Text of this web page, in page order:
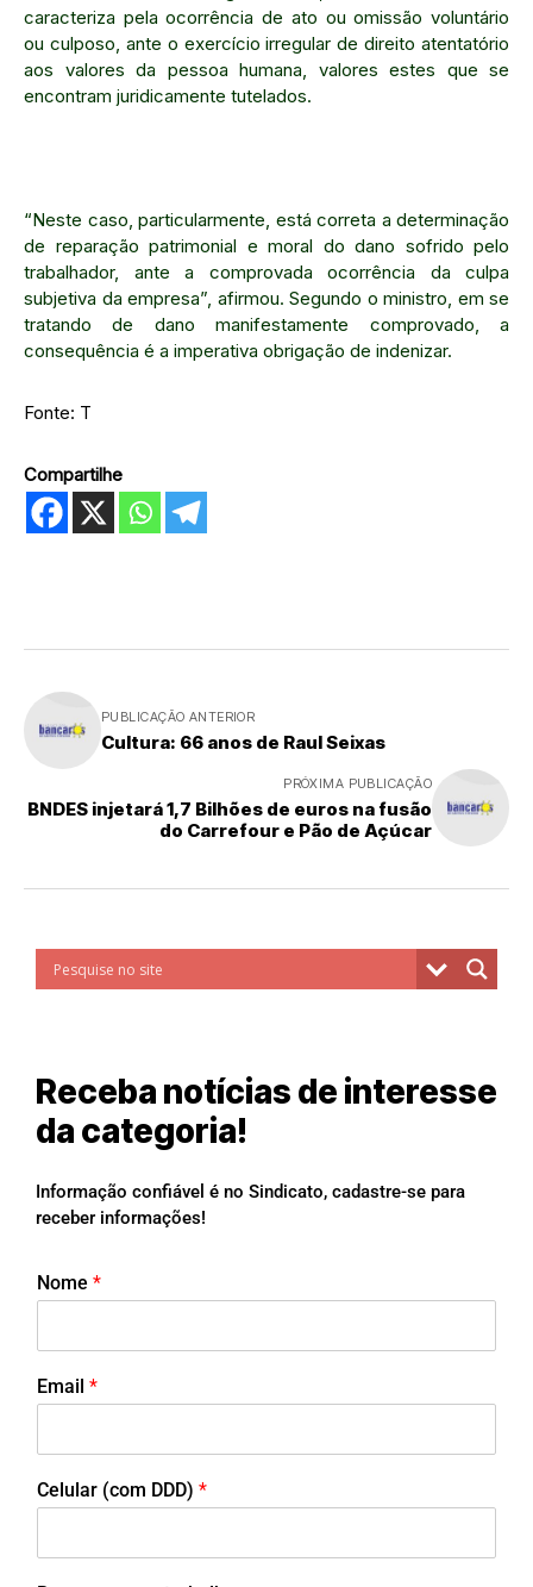
caracteriza pela ocorrência de ato ou omissão voluntário
ou culposo, ante o exercício irregular de direito atentatório
aos valores da pessoa humana, valores estes que se
encontram juridicamente tutelados.
“Neste caso, particularmente, está correta a determinação
de reparação patrimonial e moral do dano sofrido pelo
trabalhador, ante a comprovada ocorrência da culpa
subjetiva da empresa”, afirmou. Segundo o ministro, em se
tratando de dano manifestamente comprovado, a
consequência é a imperativa obrigação de indenizar.
Fonte: T
Compartilhe
PUBLICAÇÃO ANTERIOR
Cultura: 66 anos de Raul Seixas
PRÓXIMA PUBLICAÇÃO
BNDES injetará 1,7 Bilhões de euros na fusão
do Carrefour e Pão de Açúcar
Receba notícias de interesse
da categoria!
Informação confiável é no Sindicato, cadastre-se para
receber informações!
Nome *
Email *
Celular (com DDD) *